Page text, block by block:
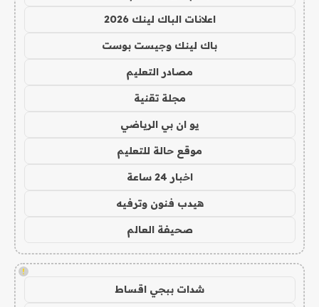
اعلانات الباك لينك 2026
باك لينك وجيست بوست
مصادر التعليم
مجلة تقنية
يو ان بي الرياضي
موقع حالة للتعليم
اخبار 24 ساعة
هيدب فنون وترفيه
صحيفة العالم
!
شدات ببجي اقساط